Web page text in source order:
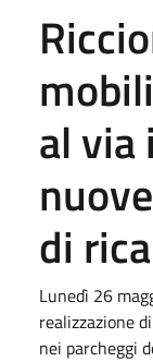
al via
di
Lunedì 26
realizzazione
nei parcheggi